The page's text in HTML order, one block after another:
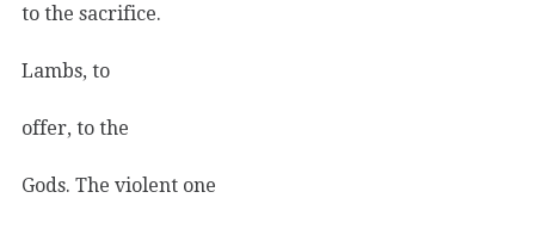
to the sacrifice.
Lambs, to
offer, to the
Gods. The violent one